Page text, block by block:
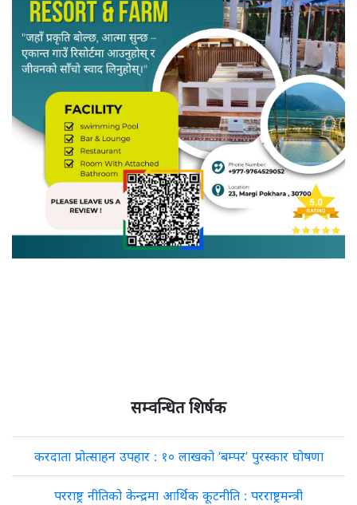
सम्वन्धित शिर्षक
करदाता प्रोत्साहन उपहार : १० लाखको ‘बम्पर’ पुरस्कार घोषणा
परराष्ट्र नीतिको केन्द्रमा आर्थिक कूटनीति : परराष्ट्रमन्त्री